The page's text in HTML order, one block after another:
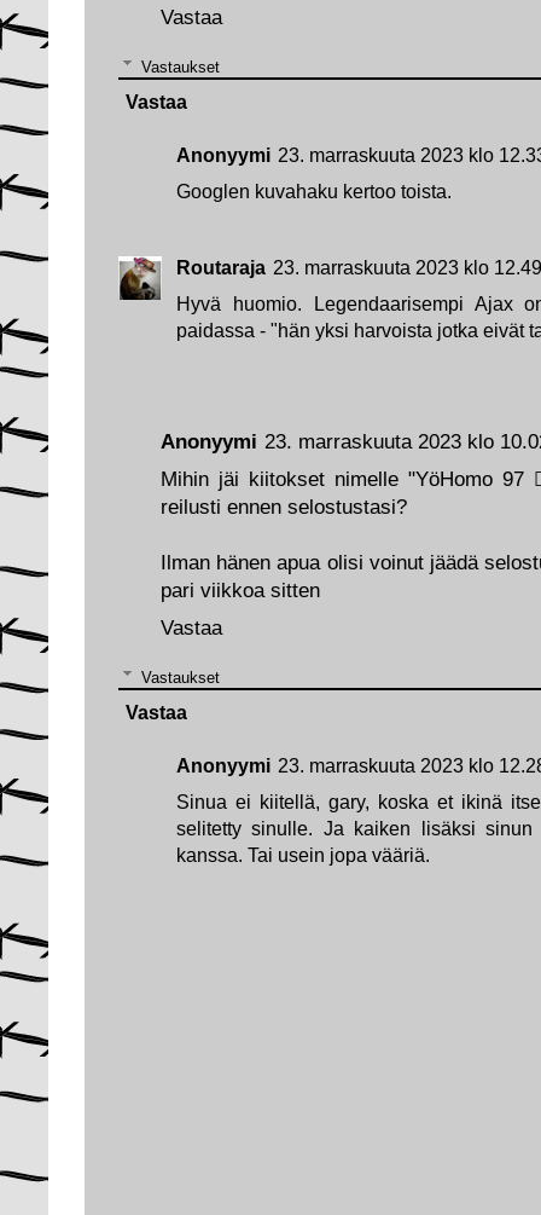
Anonyymi 23. marraskuuta 2023 klo
Mihin jäi kiitokset nimelle "YöHomo 97
reilusti ennen selostustasi?
Ilman hänen apua olisi voinut jäädä
pari viikkoa sitten
Vastaa
Vastaukset
Anonyymi 23. marraskuuta 2023 klo
Sinua ei kiitellä, gary, koska et ikinä
selitetty sinulle. Ja kaiken lisäksi
kanssa. Tai usein jopa vääriä.
Vastaa
Vastaa
Vastaukset
Anonyymi 23. marraskuuta 2023 klo
Googlen kuvahaku kertoo toista.
Routaraja 23. marraskuuta 2023 klo 12.49
Hyvä huomio. Legendaarisempi Ajax
paidassa - "hän yksi harvoista jotka eivät
Vastaa